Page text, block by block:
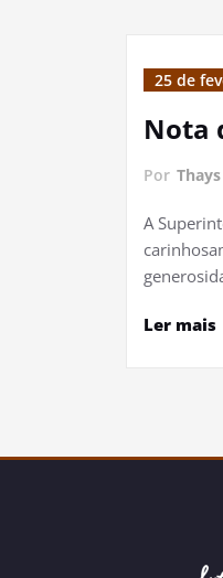
25 de
Nota
Por
A
Ler mais